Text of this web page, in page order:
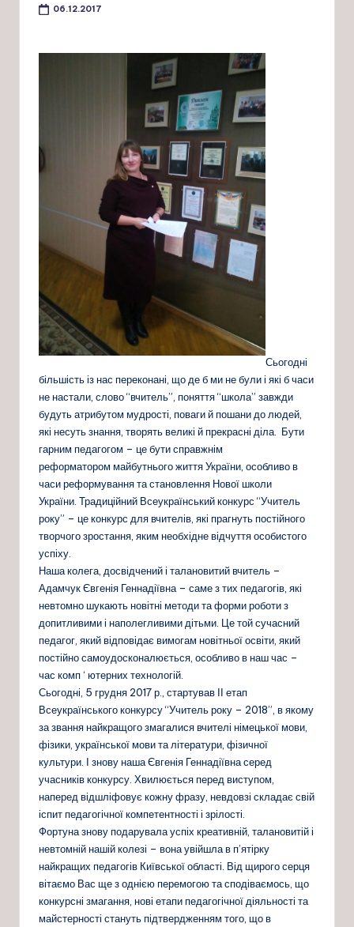
06.12.2017
Сьогодні
більшість із нас переконані, що де б ми не були і які б часи
не настали, слово “вчитель”, поняття “школа” завжди
будуть атрибутом мудрості, поваги й пошани до людей,
які несуть знання, творять великі й прекрасні діла. Бути
гарним педагогом – це бути справжнім
реформатором майбутнього життя України, особливо в
часи реформування та становлення Нової школи
України. Традиційний Всеукраїнський конкурс “Учитель
року” – це конкурс для вчителів, які прагнуть постійного
творчого зростання, яким необхідне відчуття особистого
успіху.
Наша колега, досвідчений і талановитий вчитель –
Адамчук Євгенія Геннадіївна – саме з тих педагогів, які
невтомно шукають новітні методи та форми роботи з
допитливими і наполегливими дітьми. Це той сучасний
педагог, який відповідає вимогам новітньої освіти, який
постійно самоудосконалюється, особливо в наш час –
час комп ‘ ютерних технологій.
Сьогодні, 5 грудня 2017 р., стартував ІІ етап
Всеукраїнського конкурсу “Учитель року – 2018”, в якому
за звання найкращого змагалися вчителі німецької мови,
фізики, української мови та літератури, фізичної
культури. І знову наша Євгенія Геннадіївна серед
учасників конкурсу. Хвилюється перед виступом,
наперед відшліфовує кожну фразу, невдовзі складає свій
іспит педагогічної компетентності і зрілості.
Фортуна знову подарувала успіх креативній, талановитій і
невтомній нашій колезі – вона увійшла в п’ятірку
найкращих педагогів Київської області. Від щирого серця
вітаємо Вас ще з однією перемогою та сподіваємось, що
конкурсні змагання, нові етапи педагогічної діяльності та
майстерності стануть підтвердженням того, що в